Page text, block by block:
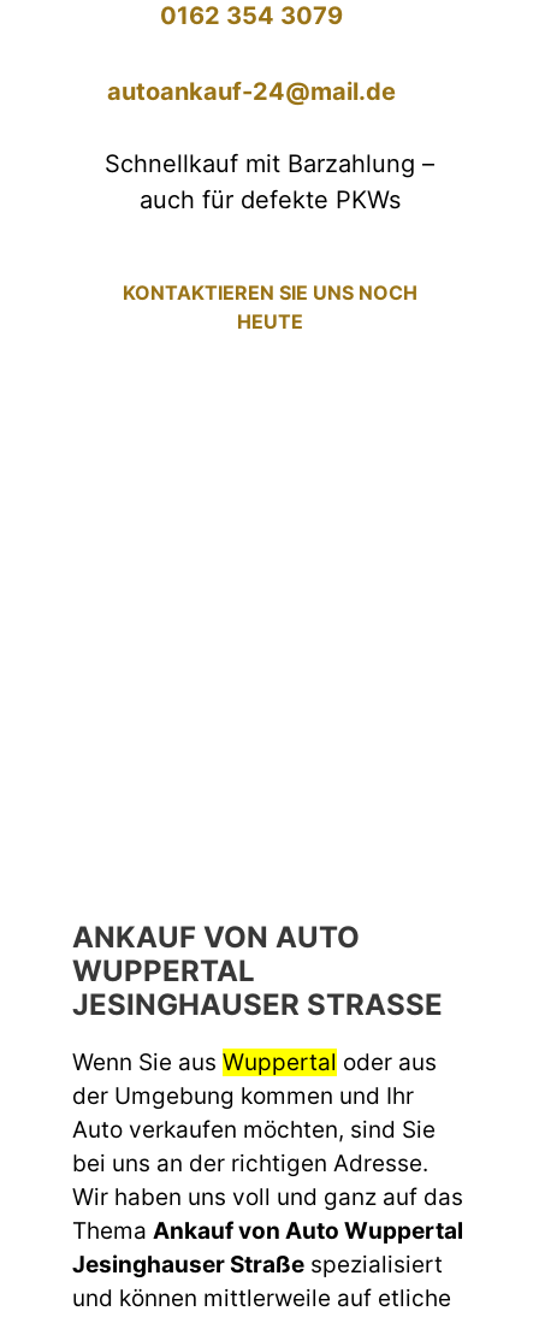
0162 354 3079
autoankauf-24@mail.de
Schnellkauf mit Barzahlung –
auch für defekte PKWs
KONTAKTIEREN SIE UNS NOCH
HEUTE
ANKAUF VON AUTO
WUPPERTAL
JESINGHAUSER STRASSE
Wenn Sie aus Wuppertal oder aus
der Umgebung kommen und Ihr
Auto verkaufen möchten, sind Sie
bei uns an der richtigen Adresse.
Wir haben uns voll und ganz auf das
Thema Ankauf von Auto Wuppertal
Jesinghauser Straße spezialisiert
und können mittlerweile auf etliche